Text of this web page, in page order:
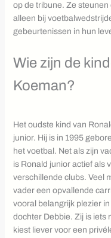
op de tribune. Ze
alleen bij
gebeurtenissen in hun
Wie zijn de
Koeman?
Het oudste kind van
junior. Hij is in 1995
het voetbal. Net als zijn
is Ronald junior actief als
verschillende clubs. Veel
vader een opvallende
vooral belangrijk plezier
dochter Debbie. Zij is iets
kiest liever voor een